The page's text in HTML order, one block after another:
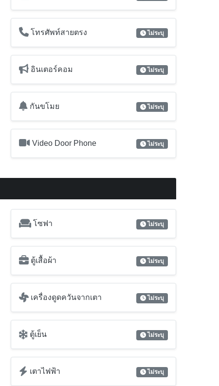
โทรศัพท์สายตรง ไม่ระบุ
อินเตอร์คอม ไม่ระบุ
กันขโมย ไม่ระบุ
Video Door Phone ไม่ระบุ
โซฟา ไม่ระบุ
ตู้เสื้อผ้า ไม่ระบุ
เครื่องดูดควันจากเตา ไม่ระบุ
ตู้เย็น ไม่ระบุ
เตาไฟฟ้า ไม่ระบุ